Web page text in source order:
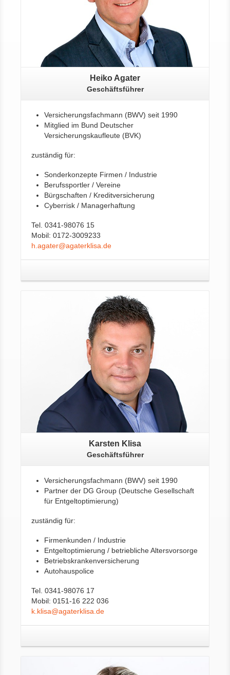
Heiko Agater
Geschäftsführer
Versicherungsfachmann (BWV) seit 1990
Mitglied im Bund Deutscher
Versicherungskaufleute (BVK)
zuständig für:
Sonderkonzepte Firmen / Industrie
Berufssportler / Vereine
Bürgschaften / Kreditversicherung
Cyberrisk / Managerhaftung
Tel. 0341-98076 15
Mobil: 0172-3009233
h.agater@agaterklisa.de
Karsten Klisa
Geschäftsführer
Versicherungsfachmann (BWV) seit 1990
Partner der DG Group (Deutsche Gesellschaft
für Entgeltoptimierung)
zuständig für:
Firmenkunden / Industrie
Entgeltoptimierung / betriebliche Altersvorsorge
Betriebskrankenversicherung
Autohauspolice
Tel. 0341-98076 17
Mobil: 0151-16 222 036
k.klisa@agaterklisa.de